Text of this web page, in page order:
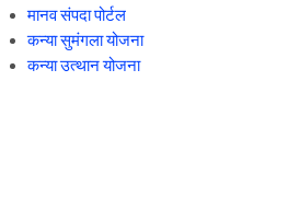
मानव संपदा पोर्टल
कन्या सुमंगला योजना
कन्या उत्थान योजना